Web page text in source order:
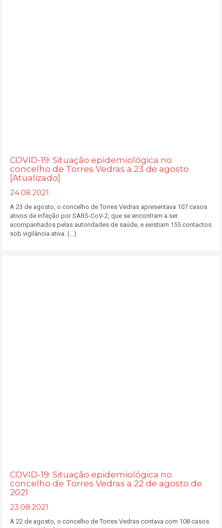
COVID-19: Situação epidemiológica no
concelho de Torres Vedras a 23 de agosto
[Atualizado]
24.08.2021
A 23 de agosto, o concelho de Torres Vedras apresentava 107 casos
ativos de infeção por SARS-CoV-2, que se encontram a ser
acompanhados pelas autoridades de saúde, e existiam 155 contactos
sob vigilância ativa. (...)
COVID-19: Situação epidemiológica no
concelho de Torres Vedras a 22 de agosto de
2021
23.08.2021
A 22 de agosto, o concelho de Torres Vedras contava com 108 casos